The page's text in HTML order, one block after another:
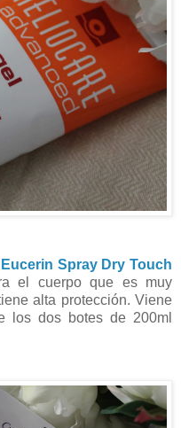
Eucerin Spray Dry Touch
el cuerpo que es muy
alta protección. Viene
los dos botes de 200ml